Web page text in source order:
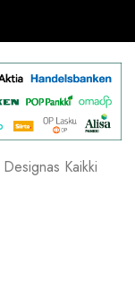
Designas Kaikki